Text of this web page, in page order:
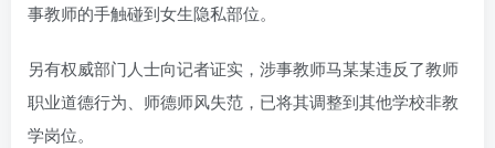
事教师的手触碰到女生隐私部位。
另有权威部门人士向记者证实，涉事教师马某某违反了教师
职业道德行为、师德师风失范，已将其调整到其他学校非教
学岗位。